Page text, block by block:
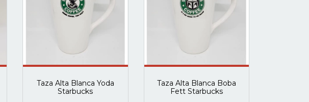
Taza Alta Blanca Yoda
Starbucks
Taza Alta Blanca Boba
Fett Starbucks